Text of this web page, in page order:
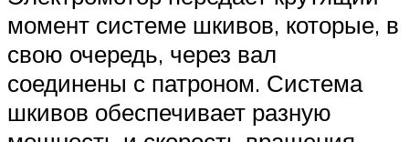
момент системе шкивов, которые, в
свою очередь, через вал
соединены с патроном. Система
шкивов обеспечивает разную